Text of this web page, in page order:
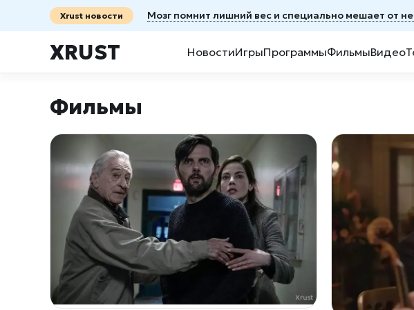
Xrust новости Мозг помнит лишний вес и специально мешает от
XRUST НовостиИгрыПрограммыФильмыВидео
Фильмы